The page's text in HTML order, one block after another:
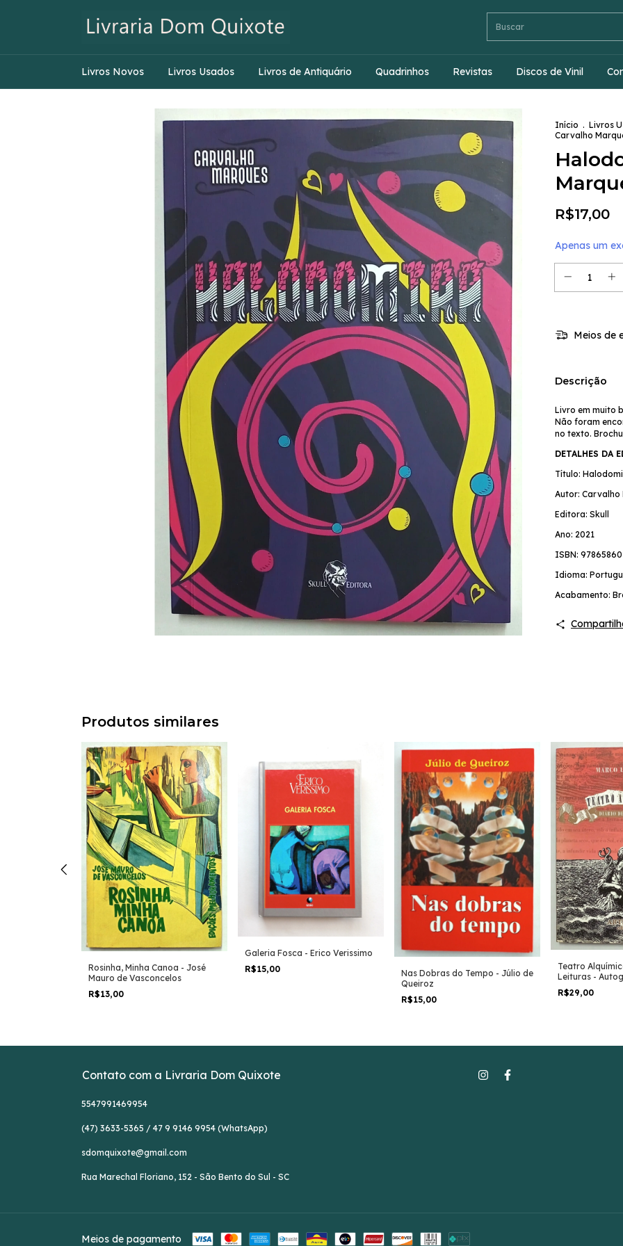
Livros Novos Livros Usados Livros de Antiquário Quadrinhos Revistas Discos de Vinil
Início . Livros
Carvalho
R$17,00
Apenas um
Meios de
Descrição
Livro em muito
Não foram
no texto.
DETALHES DA
Título:
Autor: Carvalho
Editora: Skull
Ano: 2021
ISBN:
Idioma:
Acabamento:
Produtos similares
Rosinha, Minha Canoa - José
Mauro de Vasconcelos
R$13,00
Galeria Fosca - Erico Verissimo
R$15,00
Nas Dobras do Tempo - Júlio de
Queiroz
R$15,00
Teatro
Leituras -
Lucchesi
R$29,00
Contato com a Livraria Dom Quixote
5547991469954
(47) 3633-5365 / 47 9 9146 9954 (WhatsApp)
sdomquixote@gmail.com
Rua Marechal Floriano, 152 - São Bento do Sul - SC
Meios de pagamento